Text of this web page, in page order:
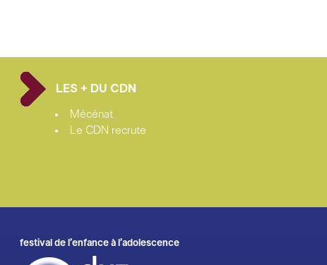
LES + DU CDN
Mécénat
Le CDN recrute
festival de l’enfance à l’adolescence